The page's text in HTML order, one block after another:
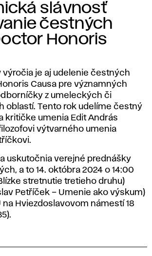
slávnosť
čestných
Honoris
výročia je aj udelenie čestných
Causa pre významných
z umeleckých či
oblastí. Tento rok udelíme čestný
kritičke umenia Edit András
výtvarného umenia
uskutočnia verejné prednášky
a to 14. októbra 2024 o 14:00
stretnutie tretieho druhu)
Petříček – Umenie ako výskum)
na Hviezdoslavovom námestí 18